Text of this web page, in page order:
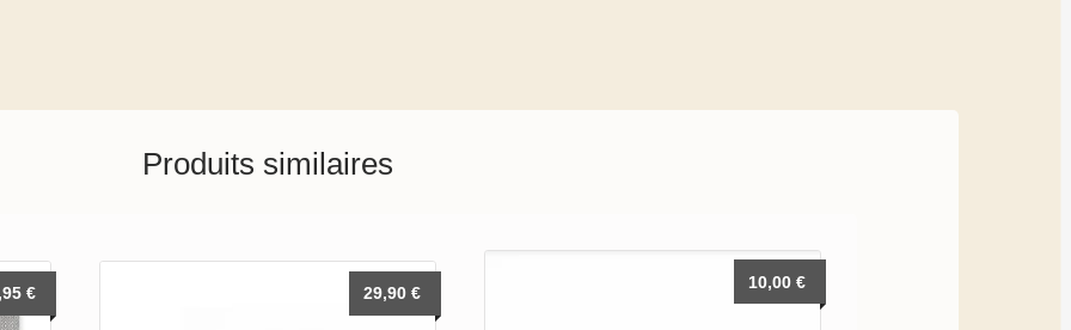
Produits similaires
€ 29,90 €
10,00€